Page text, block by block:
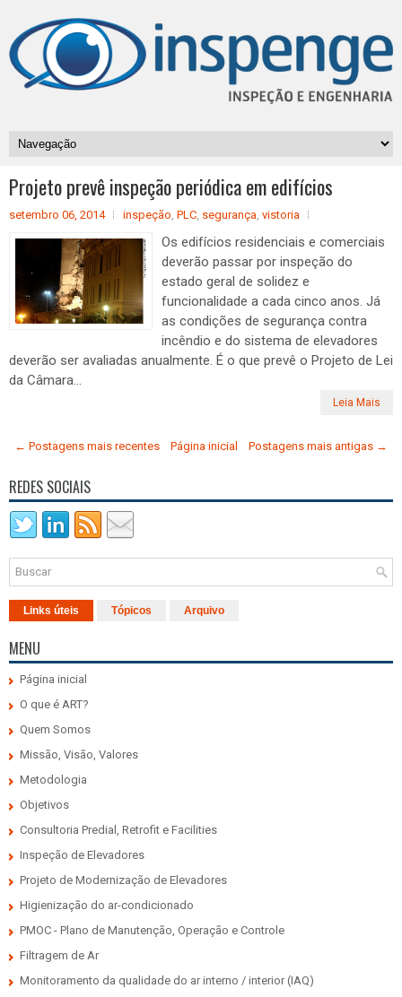
Projeto prevê inspeção periódica em edifícios
setembro 06, 2014 inspeção, PLC, segurança, vistoria
Os edifícios residenciais e comerciais
deverão passar por inspeção do
estado geral de solidez e
funcionalidade a cada cinco anos. Já
as condições de segurança contra
incêndio e do sistema de elevadores
deverão ser avaliadas anualmente. É o que prevê o Projeto de Lei
da Câmara...
Leia Mais
← Postagens mais recentes Postagens mais antigas →
Página inicial
REDES SOCIAIS
Links úteis Tópicos Arquivo
MENU
Página inicial
O que é ART?
Quem Somos
Missão, Visão, Valores
Metodologia
Objetivos
Consultoria Predial, Retrofit e Facilities
Inspeção de Elevadores
Projeto de Modernização de Elevadores
Higienização do ar-condicionado
PMOC - Plano de Manutenção, Operação e Controle
Filtragem de Ar
Monitoramento da qualidade do ar interno / interior (IAQ)